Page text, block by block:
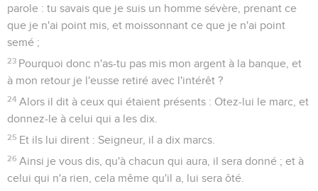
parole : tu savais que je suis un homme sévère, prenant ce
que je n'ai point mis, et moissonnant ce que je n'ai point
semé ;
23 Pourquoi donc n'as-tu pas mis mon argent à la banque, et
à mon retour je l'eusse retiré avec l'intérêt ?
24 Alors il dit à ceux qui étaient présents : Otez-lui le marc, et
donnez-le à celui qui a les dix.
25 Et ils lui dirent : Seigneur, il a dix marcs.
26 Ainsi je vous dis, qu'à chacun qui aura, il sera donné ; et à
celui qui n'a rien, cela même qu'il a, lui sera ôté.